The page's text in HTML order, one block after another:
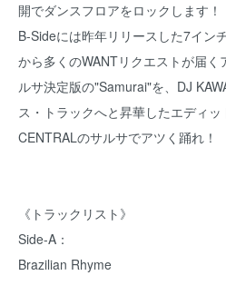
開でダンスフロアをロックします！
B-Sideには昨年リリースした7イン
から多くのWANTリクエストが届
ルサ決定版の"Samurai"を、DJ
ス・トラックへと昇華したエディ
CENTRALのサルサでアツく踊れ！
《トラックリスト》
Side-A：
Brazilian Rhyme